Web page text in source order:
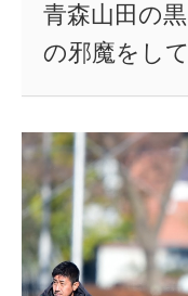
青森山田の
の邪魔をし